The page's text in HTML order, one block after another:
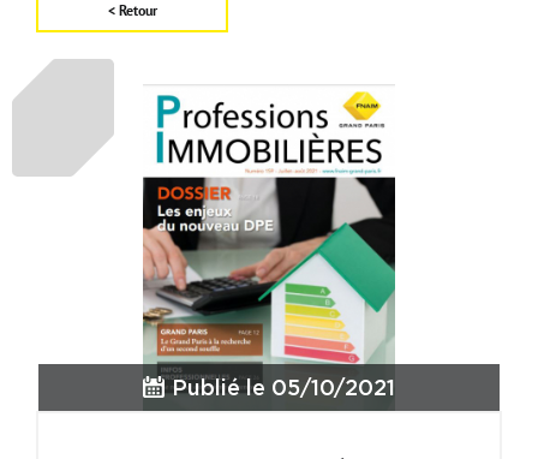
< Retour
Publié le 05/10/2021